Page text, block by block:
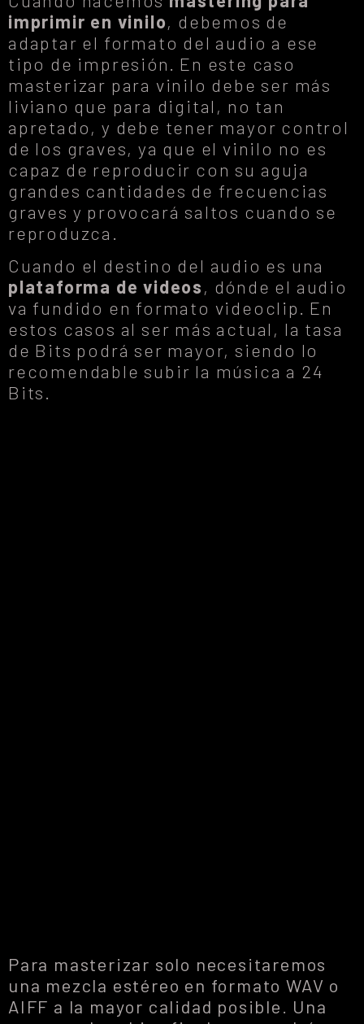
imprimir en vinilo, debemos de
adaptar el formato del audio a ese
tipo de impresión. En este caso
masterizar para vinilo debe ser más
liviano que para digital, no tan
apretado, y debe tener mayor control
de los graves, ya que el vinilo no es
capaz de reproducir con su aguja
grandes cantidades de frecuencias
graves y provocará saltos cuando se
reproduzca.
Cuando el destino del audio es una
plataforma de videos, dónde el audio
va fundido en formato videoclip. En
estos casos al ser más actual, la tasa
de Bits podrá ser mayor, siendo lo
recomendable subir la música a 24
Bits.
Para masterizar solo necesitaremos
una mezcla estéreo en formato WAV o
AIFF a la mayor calidad posible. Una